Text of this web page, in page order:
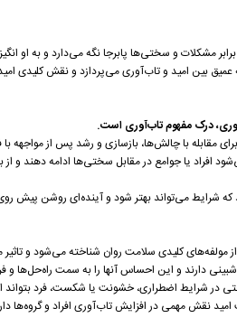
مشکلات و سختی‌ها پابرجا نگه می‌دارد و به او
عمیق بین امید و تاب‌آوری می‌پردازد و نقش
درک مفهوم تاب‌آوری است.
برای مقابله با چالش‌ها، بازسازی و رشد پس از مواجهه
یا جوامع در مقابل سختی‌ها ادامه دهند و از
که شرایط می‌تواند بهتر شود و آینده‌ای روشن
مولفه‌های کلیدی سلامت روان شناخته می‌شود و
دارند و این احساس آنها را به سمت
شرایط اضطراری، خشونت یا شکست، فرد بتواند
نقش مهمی در افزایش تاب‌آوری افراد و گروه‌ها